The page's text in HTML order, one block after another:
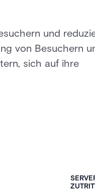
und
von Besuchern
sich auf ihre